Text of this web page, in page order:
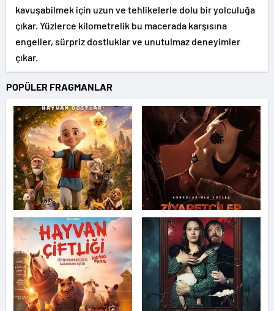
kavuşabilmek için uzun ve tehlikelerle dolu bir yolculuğa
çıkar. Yüzlerce kilometrelik bu macerada karşısına
engeller, sürpriz dostluklar ve unutulmaz deneyimler
çıkar.
POPÜLER FRAGMANLAR